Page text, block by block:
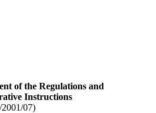
of the Regulations and
Instructions
07)